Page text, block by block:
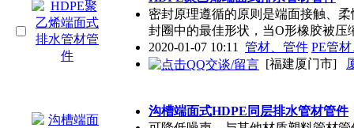
密封原理遵循的原则是端面接触、
封圈中的最佳形状，当O形橡胶被压
2020-01-07 10:11 管材、管件 PE管
[福建厦门市]
沟槽端面式HDPE同层排水管材管件